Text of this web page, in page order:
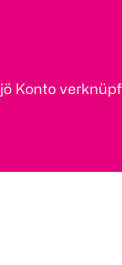
jö Konto